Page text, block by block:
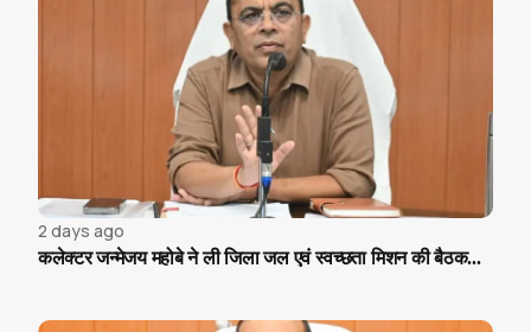
2 days ago
कलेक्टर जन्मेजय महोबे ने ली जिला जल एवं स्वच्छता मिशन की बैठक...